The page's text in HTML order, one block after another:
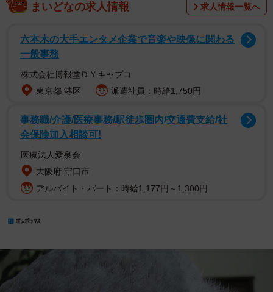
まいどなの求人情報 求人情報一覧へ
六本木の大手エンタメ企業で音楽や映像に関わる
一般事務
株式会社博報堂ＤＹキャプコ
東京都 港区
派遣社員：時給1,750円
事務職/介護/医療事務/駅徒歩圏内/交通費支給/社
会保険加入相談可!
医療法人愛泉会
大阪府 守口市
アルバイト・パート：時給1,177円～1,300円